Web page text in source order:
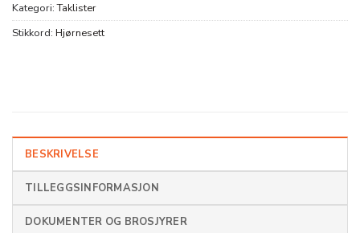
Kategori:Taklister
Stikkord: Hjørnesett
BESKRIVELSE
TILLEGGSINFORMASJON
DOKUMENTER OG BROSJYRER